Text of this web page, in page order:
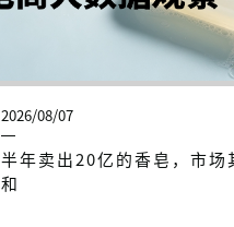
2026/08/07
半年卖出20亿的香皂，市场
和